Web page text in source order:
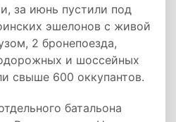
за июнь пустили под
эшелонов с живой
2 бронепоезда,
и шоссейных
свыше 600 оккупантов.
батальона